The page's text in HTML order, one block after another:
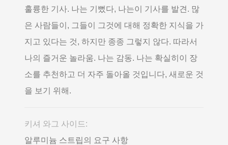
훌륭한 기사. 나는 기뻤다, 나는이 기사를 발견. 많
은 사람들이, 그들이 그것에 대해 정확한 지식을 가
지고 있다는 것, 하지만 종종 그렇지 않다. 따라서
나의 즐거운 놀라움. 나는 감동. 나는 확실히이 장
소를 추천하고 더 자주 돌아올 것입니다, 새로운 것
을 보기 위해.
키셔 와그 사이드:
알루미늄 스트립의 요구 사항